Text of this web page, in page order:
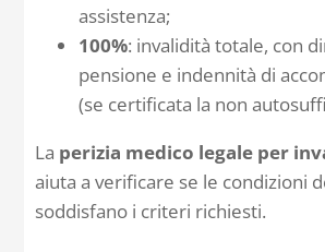
assistenza;
100%: invalidità totale, con
pensione e indennità di
(se certificata la non
La perizia medico legale per
aiuta a verificare se le condizioni
soddisfano i criteri richiesti.